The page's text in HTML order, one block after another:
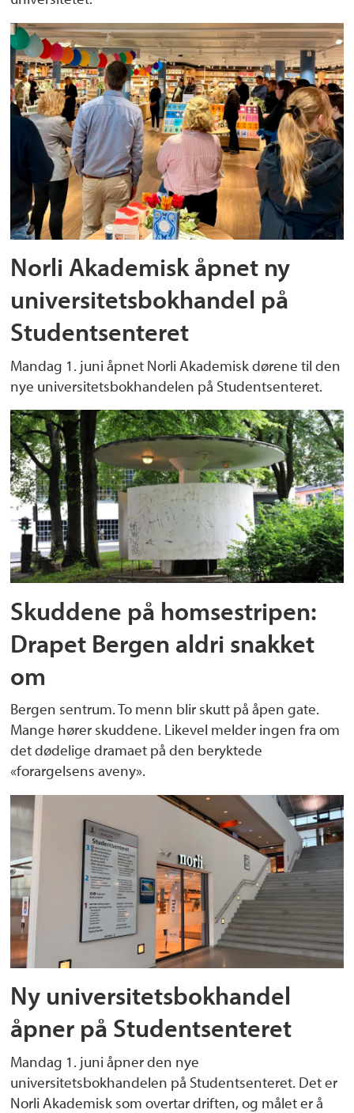
Norli Akademisk åpnet ny
universitetsbokhandel på
Studentsenteret
Mandag 1. juni åpnet Norli Akademisk dørene til den
nye universitetsbokhandelen på Studentsenteret.
Skuddene på homsestripen:
Drapet Bergen aldri snakket
om
Bergen sentrum. To menn blir skutt på åpen gate.
Mange hører skuddene. Likevel melder ingen fra om
det dødelige dramaet på den beryktede
«forargelsens aveny».
Ny universitetsbokhandel
åpner på Studentsenteret
Mandag 1. juni åpner den nye
universitetsbokhandelen på Studentsenteret. Det er
Norli Akademisk som overtar driften, og målet er å